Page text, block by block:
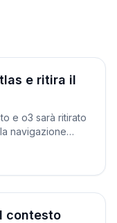
e ritira il
e o3 sarà ritirato
navigazione
contesto